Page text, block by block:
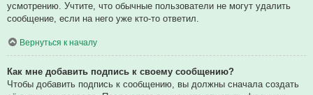
усмотрению. Учтите, что обычные пользователи не могут удалить
сообщение, если на него уже кто-то ответил.
Вернуться к началу
Как мне добавить подпись к своему сообщению?
Чтобы добавить подпись к сообщению, вы должны сначала создать